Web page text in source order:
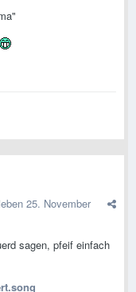
25. November
sagen, pfeif einfach